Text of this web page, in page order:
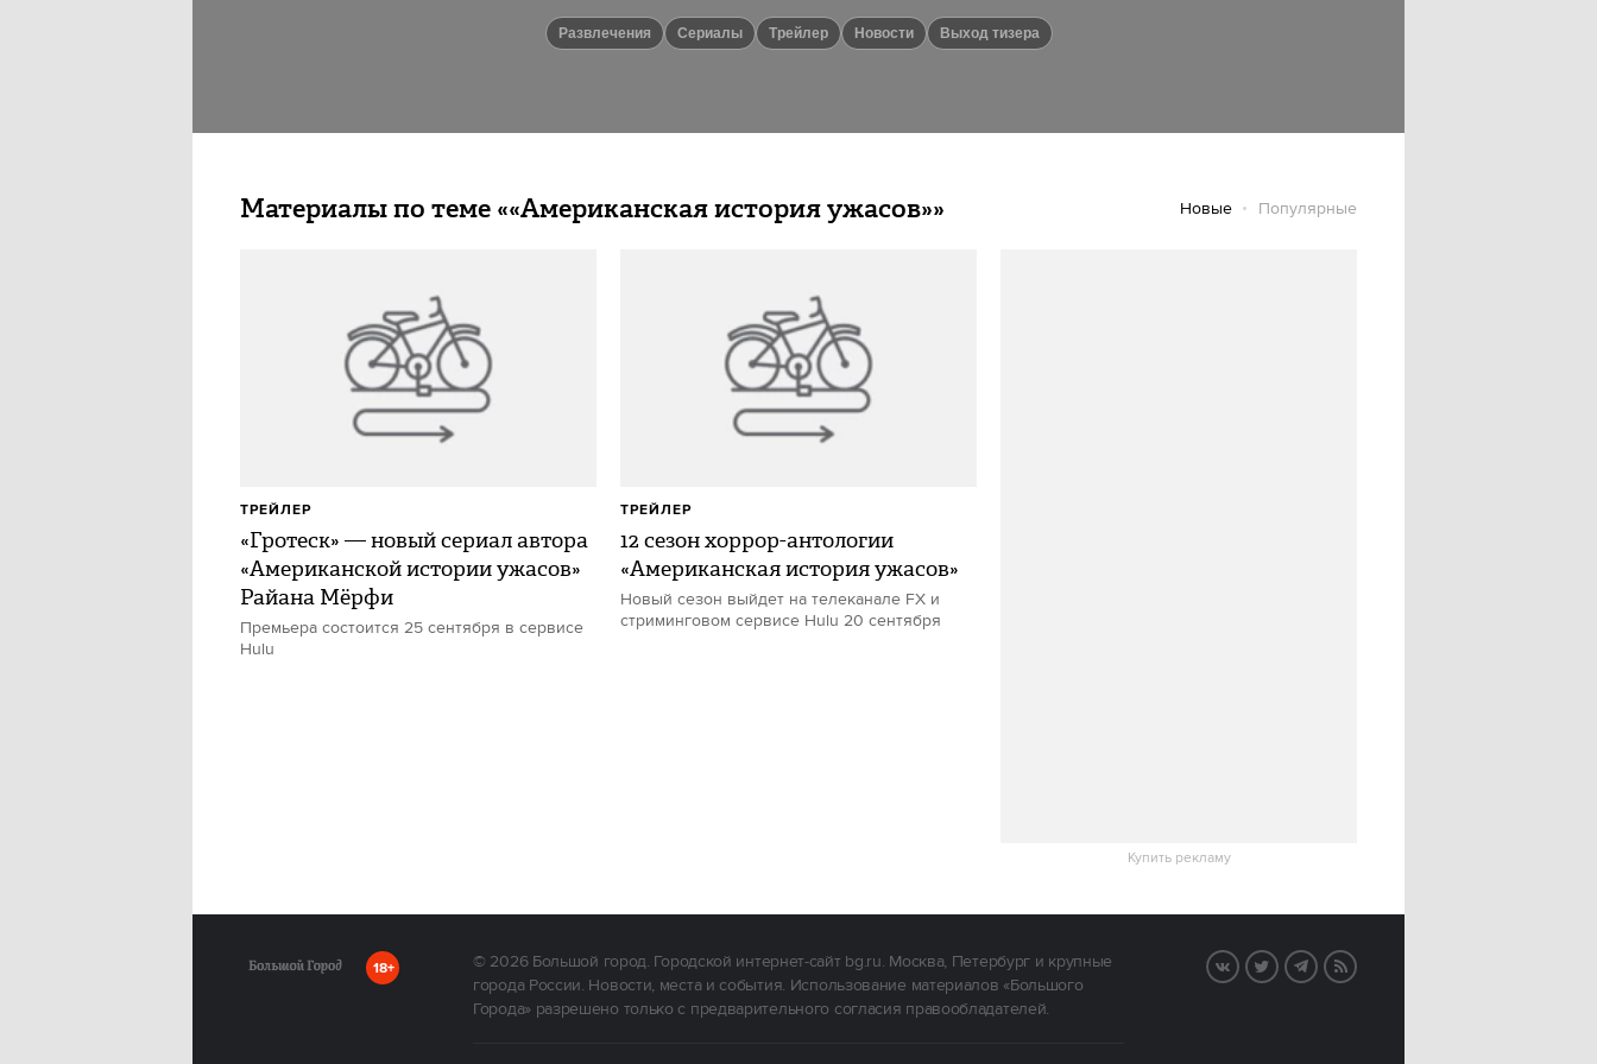
Развлечения сериалы Трейлер новости выход тизера
Материалы по теме ««Американская история ужасов»» Новые Популярные
Купить рекламу
«Гротеск» — новый сериал автора
«Американской истории ужасов»
Райана Мёрфи
Премьера состоится 25 сентября в сервисе
Hulu
ТРЕЙЛЕР
12 сезон хоррор-антологии
«Американская история ужасов»
Новый сезон выйдет на телеканале FX и
стриминговом сервисе Hulu 20 сентября
ТРЕЙЛЕР
18+ © 2026Большой город. Городской интернет-сайт bg.ru. Москва, Петербург и крупные
города России. Новости, места и события. Использование материалов «Большого
Города» разрешено только с предварительного согласия правообладателей.
VK TwitterTelegram
RSS